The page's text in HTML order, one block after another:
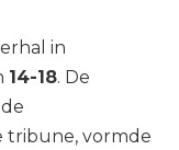
in
14-18. De
tribune, vormde